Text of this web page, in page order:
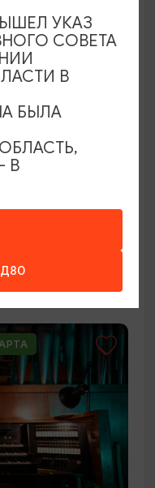
«Янтарь-холл»
УКАЗ
СОВЕТА
В
БЫЛА
В